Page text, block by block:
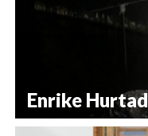
Enrike